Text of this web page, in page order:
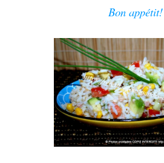
Bon appétit!